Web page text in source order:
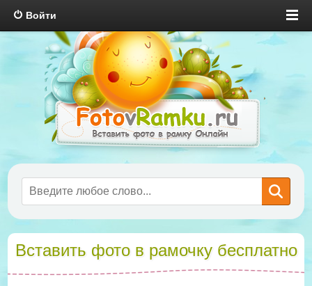
Войти
Вставить фото в рамочку бесплатно